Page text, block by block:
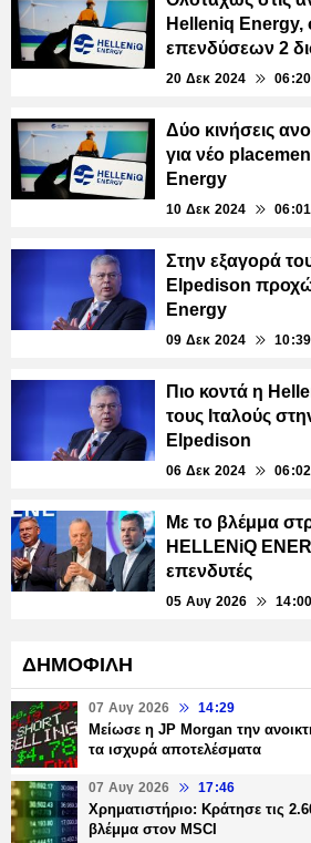
Helleniq Energy,
επενδύσεων 2
20 Δεκ 2024 06:20
Δύο κινήσεις
για νέο
Energy
10 Δεκ 2024 06:01
Στην εξαγορά
Elpedison
Energy
09 Δεκ 2024 10:39
Πιο κοντά η
τους Ιταλούς
Elpedison
06 Δεκ 2024 06:02
Με το βλέμμα
HELLENiQ
επενδυτές
05 Αυγ 2026 14:00
ΔΗΜΟΦΙΛΗ
07 Αυγ 2026 14:29
Μείωσε η JP Morgan την
τα ισχυρά αποτελέσματα
07 Αυγ 2026 17:46
Χρηματιστήριο: Κράτησε τις
βλέμμα στον MSCI